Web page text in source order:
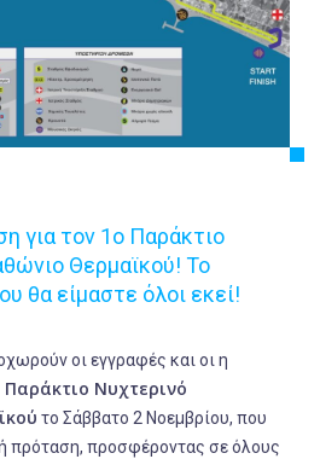
για τον 1ο Παράκτιο
Θερμαϊκού! Το
θα είμαστε όλοι εκεί!
οι εγγραφές και οι η
Παράκτιο Νυχτερινό
το Σάββατο 2 Νοεμβρίου, που
πρόταση, προσφέροντας σε όλους